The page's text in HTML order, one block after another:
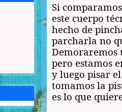
Si
este cuerpo
hecho de
parcharla no
Demoraremos
pero estamos
y luego pisar
tomamos la
es lo que